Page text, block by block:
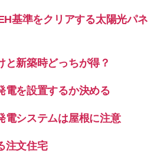
基準をクリアする太陽光パネ
と新築時どっちが得？
電を設置するか決める
電システムは屋根に注意
注文住宅